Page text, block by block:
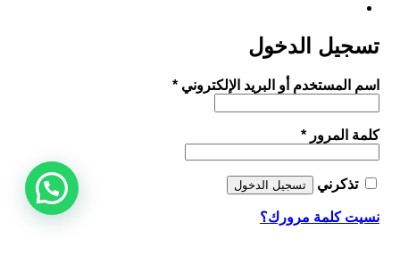
تسجيل الدخول
اسم المستخدم أو البريد الإلكتروني *مطلوبة
كلمة المرور *مطلوبة
تذكرني تسجيل الدخول
نسيت كلمة مرورك؟